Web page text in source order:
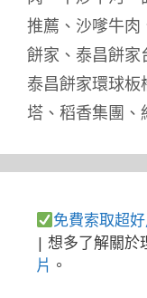
推薦 、 沙嗲牛肉
餅家 、 泰昌餅家
泰昌餅家環球板
塔 、 稻香集團 、
免費索取超
| 想多了解關於
片 。